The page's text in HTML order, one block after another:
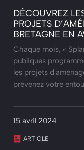
DÉCOUVREZ
PROJETS
BRETAGNE EN
Chaque mois, «
publiques
les projets
prévenez votre
15 avril 2024
ARTICLE